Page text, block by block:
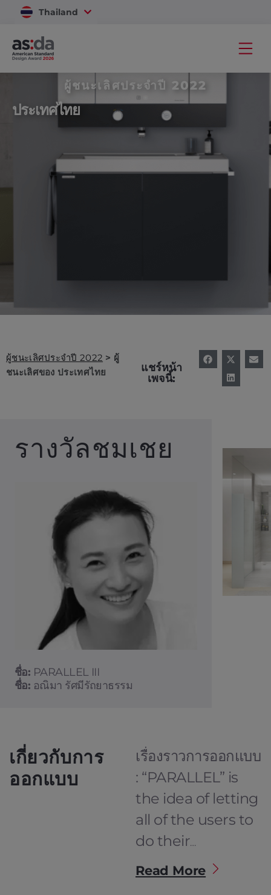
Thailand
Vietnam
ผู้ชนะเลิศประจำปี 2022
ประเทศไทย
ผู้ชนะเลิศประจำปี 2022 > ผู้
ชนะเลิศของ ประเทศไทย
แชร์หน้า
เพจนี้:
รางวัลชมเชย
ชื่อ: PARALLEL III
ชื่อ: อณิมา รัศมีรัถยาธรรม
เกี่ยวกับการ
ออกแบบ
เรื่องราวการออกแบบ
: “PARALLEL” is
the idea of letting
all of the users to
do their
businesses in the
bathroom at the
Read More